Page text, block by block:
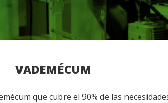
VADEMÉCUM
que cubre el 90% de las